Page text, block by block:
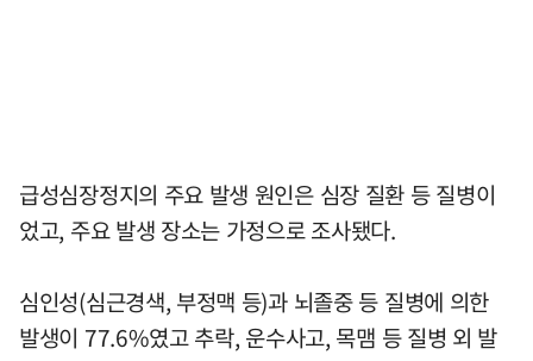
급성심장정지의 주요 발생 원인은 심장 질환 등 질병이
었고, 주요 발생 장소는 가정으로 조사됐다.
심인성(심근경색, 부정맥 등)과 뇌졸중 등 질병에 의한
발생이 77.6%였고 추락, 운수사고, 목맴 등 질병 외 발